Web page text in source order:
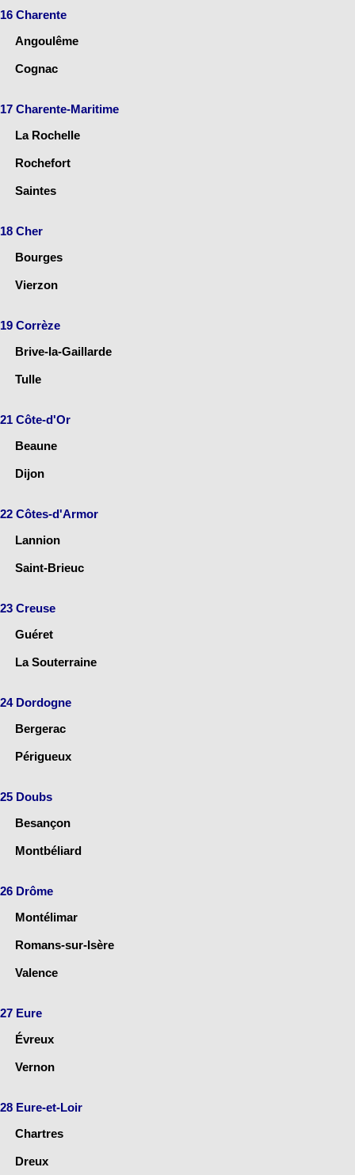
16 Charente
Angoulême
Cognac
17 Charente-Maritime
La Rochelle
Rochefort
Saintes
18 Cher
Bourges
Vierzon
19 Corrèze
Brive-la-Gaillarde
Tulle
21 Côte-d'Or
Beaune
Dijon
22 Côtes-d'Armor
Lannion
Saint-Brieuc
23 Creuse
Guéret
La Souterraine
24 Dordogne
Bergerac
Périgueux
25 Doubs
Besançon
Montbéliard
26 Drôme
Montélimar
Romans-sur-Isère
Valence
27 Eure
Évreux
Vernon
28 Eure-et-Loir
Chartres
Dreux